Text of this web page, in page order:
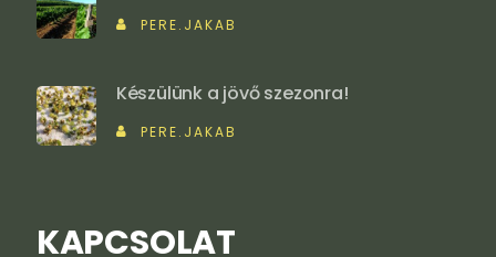
PERE.JAKAB
Készülünk a jövő szezonra!
PERE.JAKAB
KAPCSOLAT